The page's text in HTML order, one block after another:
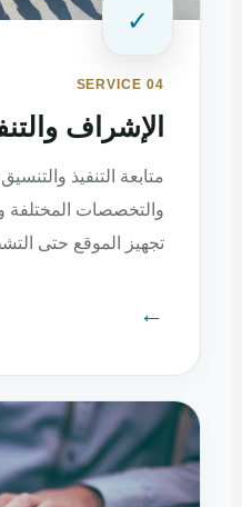
✓
SERVICE 04
الإشراف
متابعة التنفيذ
والتخصصات
تجهيز الموقع حتى
←